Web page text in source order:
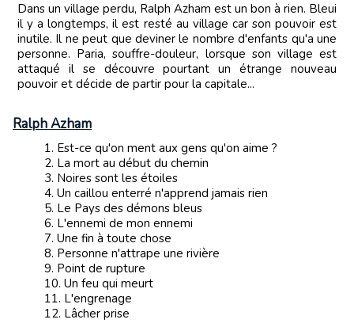
Dans un village perdu, Ralph Azham est un bon à rien. Bleui
il y a longtemps, il est resté au village car son pouvoir est
inutile. Il ne peut que deviner le nombre d'enfants qu'a une
personne. Paria, souffre-douleur, lorsque son village est
attaqué il se découvre pourtant un étrange nouveau
pouvoir et décide de partir pour la capitale...
Ralph Azham
Est-ce qu'on ment aux gens qu'on aime ?
La mort au début du chemin
Noires sont les étoiles
Un caillou enterré n'apprend jamais rien
Le Pays des démons bleus
L'ennemi de mon ennemi
Une fin à toute chose
Personne n'attrape une rivière
Point de rupture
Un feu qui meurt
L'engrenage
Lâcher prise